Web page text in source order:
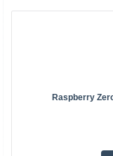
Raspberry